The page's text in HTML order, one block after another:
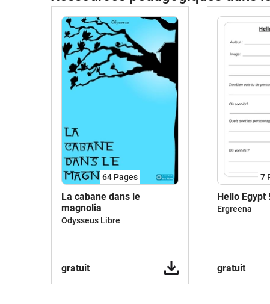
64 Pages
La cabane dans le
magnolia
Odysseus Libre
gratuit
7
Hello Egypt
Ergreena
gratuit